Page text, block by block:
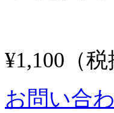
¥1,100 （税
お問い合